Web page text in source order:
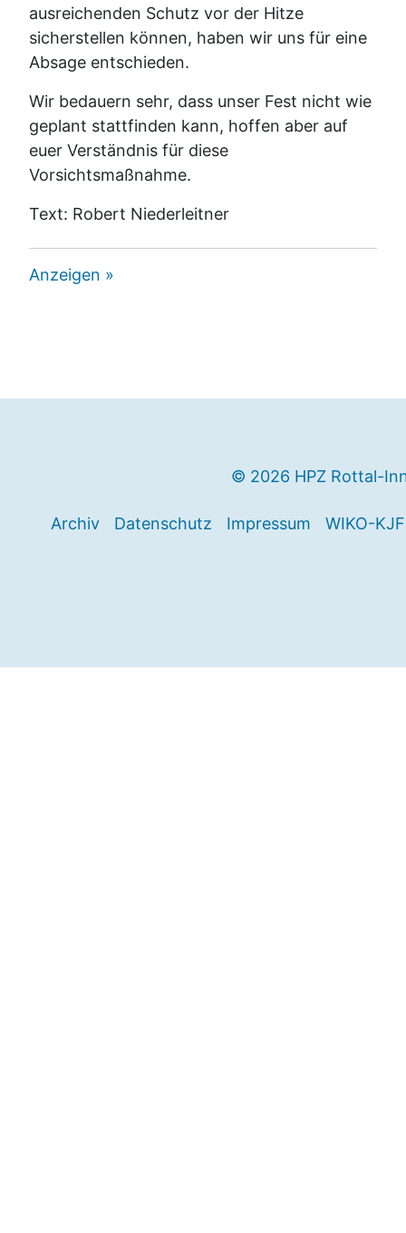
ausreichenden Schutz vor der Hitze
sicherstellen können, haben wir uns für eine
Absage entschieden.
Wir bedauern sehr, dass unser Fest nicht wie
geplant stattfinden kann, hoffen aber auf
euer Verständnis für diese
Vorsichtsmaßnahme.
Text: Robert Niederleitner
Anzeigen »
© 2026 HPZ Rottal-
Archiv Datenschutz Impressum WIKO-KJF